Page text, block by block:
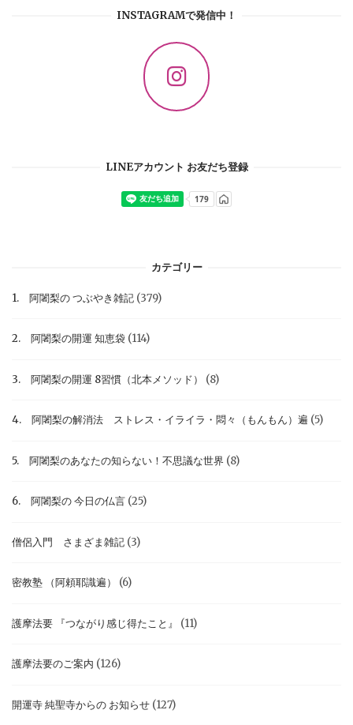
INSTAGRAMで発信中！
LINEアカウント お友だち登録
カテゴリー
1. 阿闍梨の つぶやき雑記 (379)
2. 阿闍梨の開運 知恵袋 (114)
3. 阿闍梨の開運 8習慣（北本メソッド） (8)
4. 阿闍梨の解消法 ストレス・イライラ・悶々（もんもん）遍 (5)
5. 阿闍梨のあなたの知らない！不思議な世界 (8)
6. 阿闍梨の 今日の仏言 (25)
僧侶入門 さまざま雑記 (3)
密教塾 （阿頼耶識遍） (6)
護摩法要 『つながり感じ得たこと』 (11)
護摩法要のご案内 (126)
開運寺 純聖寺からの お知らせ (127)